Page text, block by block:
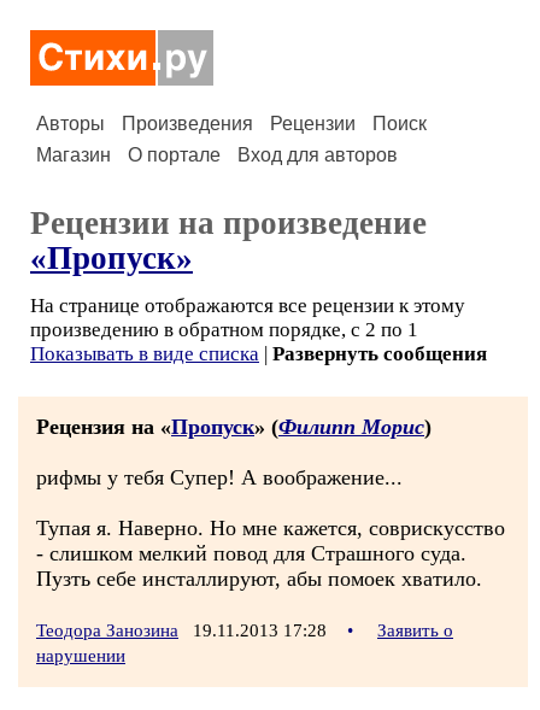
Авторы Произведения Рецензии
Поиск
Магазин
О портале Вход для авторов
Рецензии на произведение
«Пропуск»
На странице отображаются все рецензии к этому
произведению в обратном порядке, с 2 по 1
Показывать в виде списка | Развернуть сообщения
Рецензия на «Пропуск» (Филипп Морис)
рифмы у тебя Супер! А воображение...
Тупая я. Наверно. Но мне кажется, соврискусство
- слишком мелкий повод для Страшного суда.
Пузть себе инсталлируют, абы помоек хватило.
Теодора Занозина 19.11.2013 17:28 •
Заявить о
нарушении